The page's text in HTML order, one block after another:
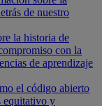
de nuestro
la historia de
con la
de aprendizaje
el código abierto
equitativo y